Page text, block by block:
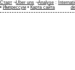
Старт ¬Über uns ¬Analyse :
• Импрессум • Карта сайта